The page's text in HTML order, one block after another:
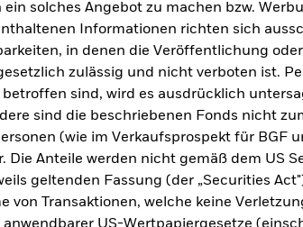
und Anlageideen.
steht
Zu den
ein solches Angebot zu machen bzw.
Informationen richten sich
in denen die Veröffentlichung
zulässig und nicht verboten ist.
betroffen sind, wird es ausdrücklich
sind die beschriebenen Fonds nicht
(wie im Verkaufsprospekt für BGF
Die Anteile werden nicht gemäß dem US
geltenden Fassung (der „Securities
von Transaktionen, welche keine